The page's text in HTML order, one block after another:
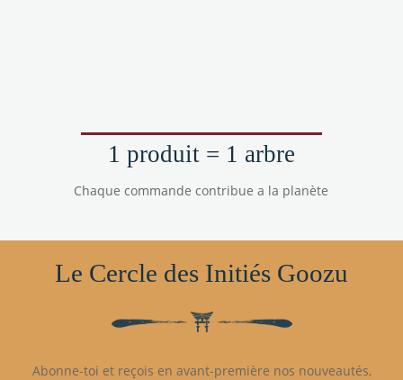
1 produit = 1 arbre
Chaque commande contribue a la planète
Le Cercle des Initiés Goozu
Abonne-toi et reçois en avant-première nos nouveautés,